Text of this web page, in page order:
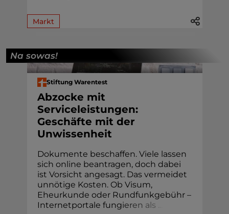
Markt
Na sowas!
Stiftung Warentest
Abzocke mit
Serviceleistungen:
Geschäfte mit der
Unwissenheit
Dokumente beschaffen. Viele lassen
sich online beantragen, doch dabei
ist Vorsicht angesagt. Das vermeidet
unnötige Kosten. Ob Visum,
Eheur­kunde oder Rund­funk­gebühr –
Internetportale fungieren als